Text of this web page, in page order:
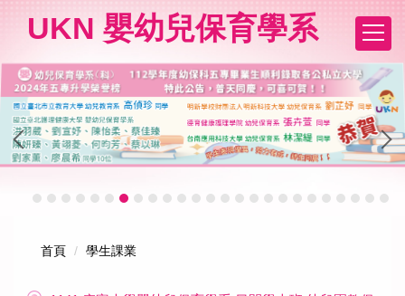
要
內
容
區
UKN 嬰幼兒保育學系
首頁 學生課業